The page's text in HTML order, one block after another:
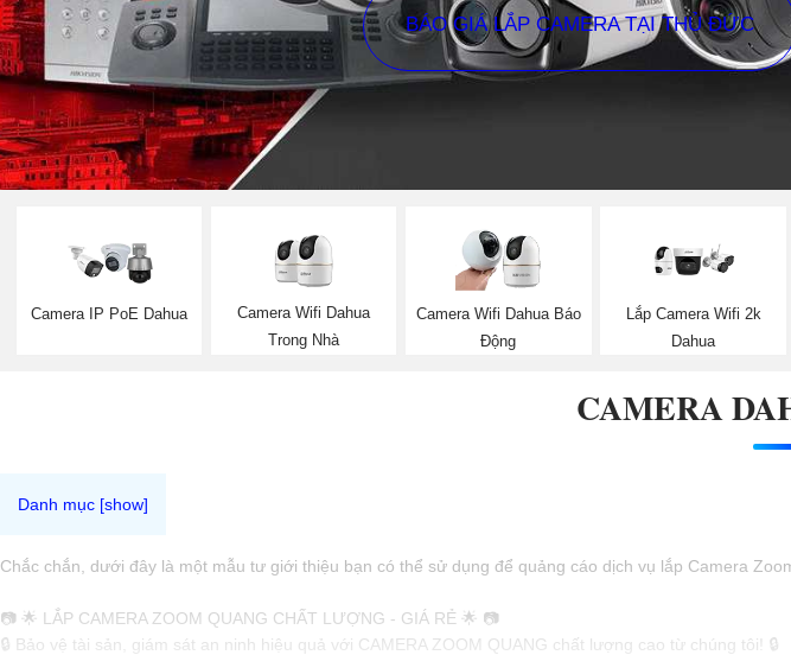
BÁO GIÁ LẮP CAMERA TẠI THỦ ĐỨC
Camera IP PoE Dahua
Camera Wifi Dahua
Trong Nhà
Camera Wifi Dahua Báo
Động
Lắp Camera Wifi 2k
Dahua
CAMERA
Chắc chắn, dưới đây là một mẫu tư giới thiệu bạn có thể sử dụng để quảng cáo dịch vụ lắp Camera
📷 🌟 LẮP CAMERA ZOOM QUANG CHẤT LƯỢNG - GIÁ RẺ 🌟 📷
🔒 Bảo vệ tài sản, giám sát an ninh hiệu quả với CAMERA ZOOM QUANG chất lượng cao từ chúng tôi! 🔒